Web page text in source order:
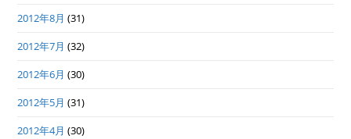
2012年8月 (31)
2012年7月 (32)
2012年6月 (30)
2012年5月 (31)
2012年4月 (30)